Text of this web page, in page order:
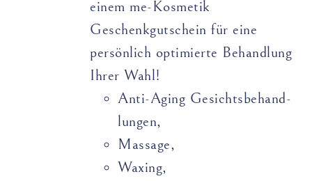
einem me-Kosmetik
Geschenkgutschein für eine
persönlich optimierte Behandlung
Ihrer Wahl!
Anti-Aging Gesichts­­­­behand­­
lungen,
Massage,
Waxing,